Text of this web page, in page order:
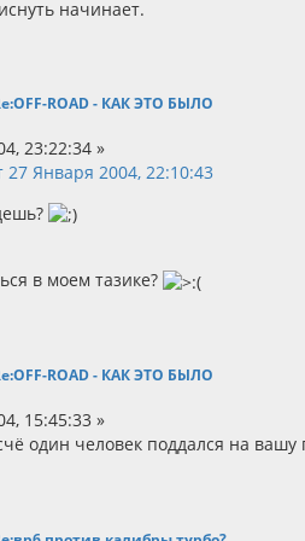
начинает.
ROAD - КАК ЭТО БЫЛО
23:22:34 »
27 Января 2004, 22:10:43
в моем тазике?
ROAD - КАК ЭТО БЫЛО
15:45:33 »
один человек поддался на